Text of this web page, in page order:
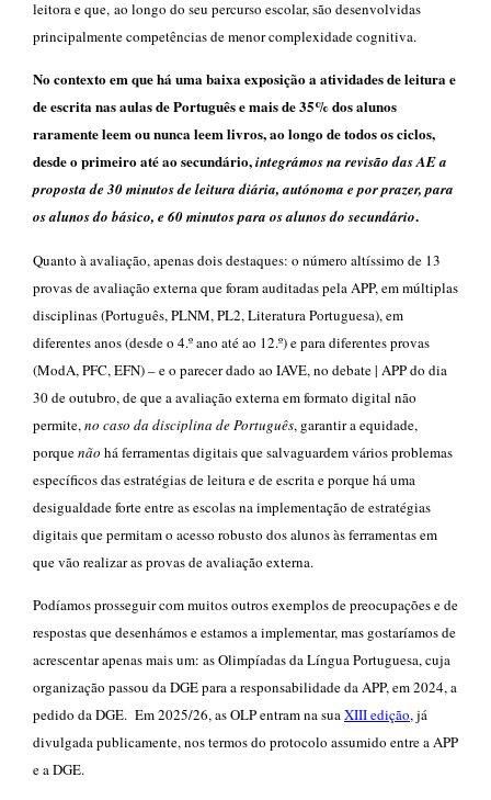
leitora e que, ao longo do seu percurso escolar, são desenvolvidas
principalmente competências de menor complexidade cognitiva.
No contexto em que há uma baixa exposição a atividades de leitura e
de escrita nas aulas de Português e mais de 35% dos alunos
raramente leem ou nunca leem livros, ao longo de todos os ciclos,
desde o primeiro até ao secundário,integrámos na revisão das AE a
proposta de 30 minutos de leitura diária, autónoma e por prazer, para
os alunos do básico, e 60 minutos para os alunos do secundário.
Quanto à avaliação, apenas dois destaques: o número altíssimo de 13
provas de avaliação externa que foram auditadas pela APP, em múltiplas
disciplinas (Português, PLNM, PL2, Literatura Portuguesa), em
diferentes anos (desde o 4.º ano até ao 12.º) e para diferentes provas
(ModA, PFC, EFN) – e o parecer dado ao IAVE, no debate | APP do dia
30 de outubro, de que a avaliação externa em formato digital não
permite,no caso da disciplina de Português, garantir a equidade,
porquenão há ferramentas digitais que salvaguardem vários problemas
específicos das estratégias de leitura e de escrita e porque há uma
desigualdade forte entre as escolas na implementação de estratégias
digitais que permitam o acesso robusto dos alunos às ferramentas em
que vão realizar as provas de avaliação externa.
Podíamos prosseguir com muitos outros exemplos de preocupações e de
respostas que desenhámos e estamos a implementar, mas gostaríamos de
acrescentar apenas mais um: as Olimpíadas da Língua Portuguesa, cuja
organização passou da DGE para a responsabilidade da APP, em 2024, a
pedido da DGE. Em 2025/26, as OLP entram na suaXIII edição, já
divulgada publicamente, nos termos do protocolo assumido entre a APP
e a DGE.